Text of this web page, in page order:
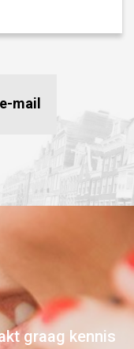
mail
graag kennis